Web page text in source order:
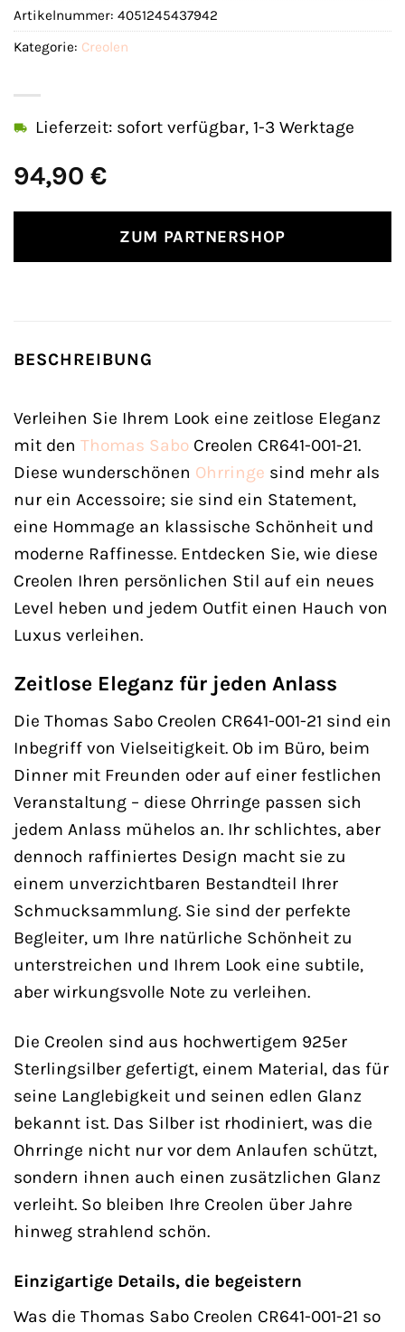
94,90 €
Lieferzeit: sofort verfügbar, 1-3 Werktage
ZUM PARTNERSHOP
Artikelnummer: 4051245437942
Kategorie: Creolen
BESCHREIBUNG
Verleihen Sie Ihrem Look eine zeitlose Eleganz
mit den Thomas Sabo Creolen CR641-001-21.
Diese wunderschönen Ohrringe sind mehr als
nur ein Accessoire; sie sind ein Statement,
eine Hommage an klassische Schönheit und
moderne Raffinesse. Entdecken Sie, wie diese
Creolen Ihren persönlichen Stil auf ein neues
Level heben und jedem Outfit einen Hauch von
Luxus verleihen.
Zeitlose Eleganz für jeden Anlass
Die Thomas Sabo Creolen CR641-001-21 sind ein
Inbegriff von Vielseitigkeit. Ob im Büro, beim
Dinner mit Freunden oder auf einer festlichen
Veranstaltung – diese Ohrringe passen sich
jedem Anlass mühelos an. Ihr schlichtes, aber
dennoch raffiniertes Design macht sie zu
einem unverzichtbaren Bestandteil Ihrer
Schmucksammlung. Sie sind der perfekte
Begleiter, um Ihre natürliche Schönheit zu
unterstreichen und Ihrem Look eine subtile,
aber wirkungsvolle Note zu verleihen.
Die Creolen sind aus hochwertigem 925er
Sterlingsilber gefertigt, einem Material, das für
seine Langlebigkeit und seinen edlen Glanz
bekannt ist. Das Silber ist rhodiniert, was die
Ohrringe nicht nur vor dem Anlaufen schützt,
sondern ihnen auch einen zusätzlichen Glanz
verleiht. So bleiben Ihre Creolen über Jahre
hinweg strahlend schön.
Einzigartige Details, die begeistern
Was die Thomas Sabo Creolen CR641-001-21 so